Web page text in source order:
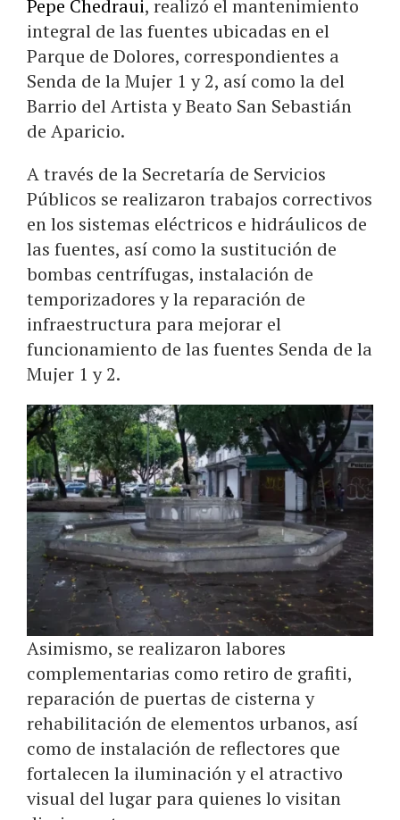
Pepe Chedraui, realizó el mantenimiento
integral de las fuentes ubicadas en el
Parque de Dolores, correspondientes a
Senda de la Mujer 1 y 2, así como la del
Barrio del Artista y Beato San Sebastián
de Aparicio.
A través de la Secretaría de Servicios
Públicos se realizaron trabajos correctivos
en los sistemas eléctricos e hidráulicos de
las fuentes, así como la sustitución de
bombas centrífugas, instalación de
temporizadores y la reparación de
infraestructura para mejorar el
funcionamiento de las fuentes Senda de la
Mujer 1 y 2.
Asimismo, se realizaron labores
complementarias como retiro de grafiti,
reparación de puertas de cisterna y
rehabilitación de elementos urbanos, así
como de instalación de reflectores que
fortalecen la iluminación y el atractivo
visual del lugar para quienes lo visitan